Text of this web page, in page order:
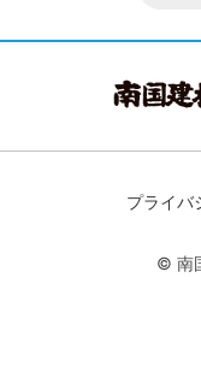
プライバ
© 南